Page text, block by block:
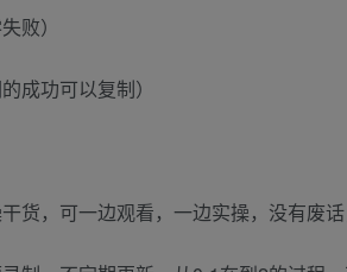
败）
成功可以复制）
货，可一边观看，一边实操，没有废